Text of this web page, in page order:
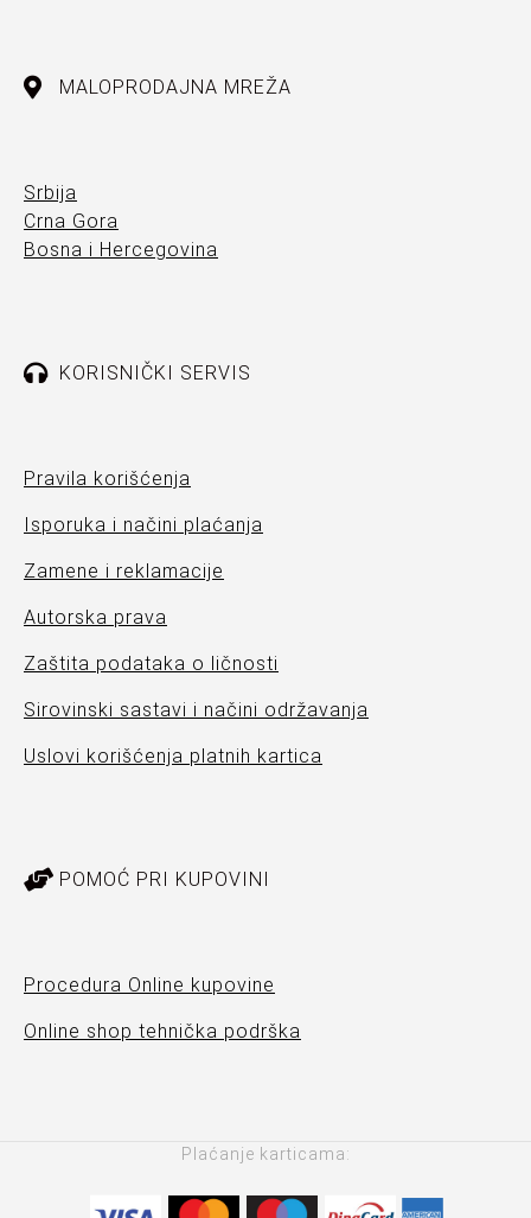
MALOPRODAJNA MREŽA
Srbija
Crna Gora
Bosna i Hercegovina
KORISNIČKI SERVIS
Pravila korišćenja
Isporuka i načini plaćanja
Zamene i reklamacije
Autorska prava
Zaštita podataka o ličnosti
Sirovinski sastavi i načini održavanja
Uslovi korišćenja platnih kartica
POMOĆ PRI KUPOVINI
Procedura Online kupovine
Online shop tehnička podrška
Plaćanje karticama: